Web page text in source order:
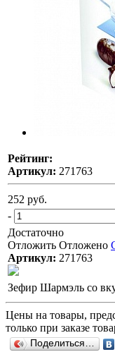
Рейтинг:
Артикул: 271763
252 руб.
-
Достаточно
Отложить Отложено
Артикул: 271763
Зефир Шармэль со
Цены на товары,
только при заказе
Поделиться…